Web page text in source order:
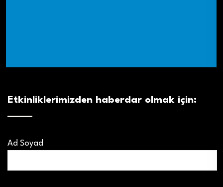
Etkinliklerimizden haberdar olmak için:
Ad Soyad